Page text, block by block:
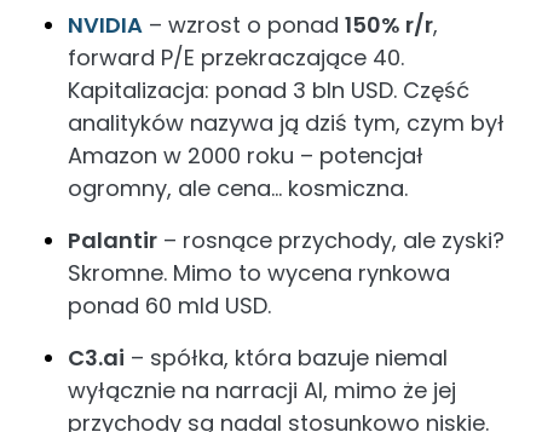
NVIDIA – wzrost o ponad 150% r/r,
forward P/E przekraczające 40.
Kapitalizacja: ponad 3 bln USD. Część
analityków nazywa ją dziś tym, czym był
Amazon w 2000 roku – potencjał
ogromny, ale cena… kosmiczna.
Palantir – rosnące przychody, ale zyski?
Skromne. Mimo to wycena rynkowa
ponad 60 mld USD.
C3.ai – spółka, która bazuje niemal
wyłącznie na narracji AI, mimo że jej
przychody są nadal stosunkowo niskie.